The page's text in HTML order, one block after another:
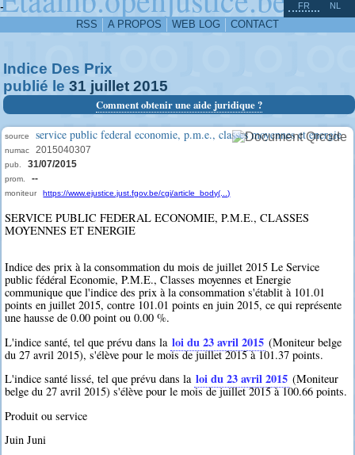
-
RSS A PROPOS WEB LOG CONTACT
FR NL
Indice Des Prix
publié le 31 juillet 2015
Comment obtenir une aide juridique ?
source service public federal economie, p.m.e., classes moyennes et energie
numac 2015040307
pub. 31/07/2015
prom. --
moniteur https://www.ejustice.just.fgov.be/cgi/article_body(...)
SERVICE PUBLIC FEDERAL ECONOMIE, P.M.E., CLASSES
MOYENNES ET ENERGIE
Indice des prix à la consommation du mois de juillet 2015 Le Service
public fédéral Economie, P.M.E., Classes moyennes et Energie
communique que l'indice des prix à la consommation s'établit à 101.01
points en juillet 2015, contre 101.01 points en juin 2015, ce qui représente
une hausse de 0.00 point ou 0.00 %.
L'indice santé, tel que prévu dans la loi du 23 avril 2015 (Moniteur belge
du 27 avril 2015), s'élève pour le mois de juillet 2015 à 101.37 points.
L'indice santé lissé, tel que prévu dans la loi du 23 avril 2015 (Moniteur
belge du 27 avril 2015) s'élève pour le mois de juillet 2015 à 100.66 points.
Produit ou service
Juin Juni
^